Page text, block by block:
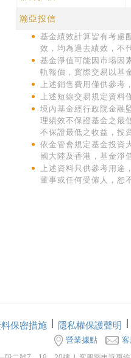
保密措施 隱私權保護聲明
營業據點